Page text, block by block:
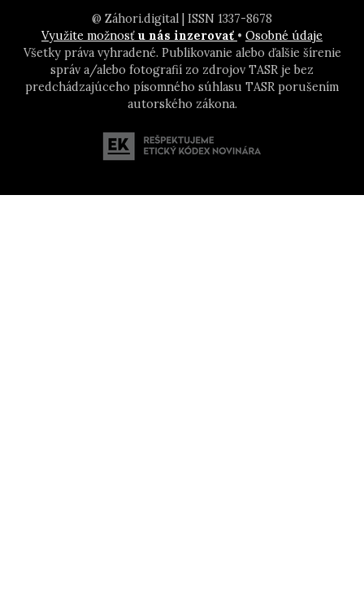
@ Záhori.digital | ISSN 1337-8678
Využite možnosť u nás inzerovať • Osobné údaje
Všetky práva vyhradené. Publikovanie alebo ďalšie šírenie
správ a/alebo fotografií zo zdrojov TASR je bez
predchádzajúceho písomného súhlasu TASR porušením
autorského zákona.